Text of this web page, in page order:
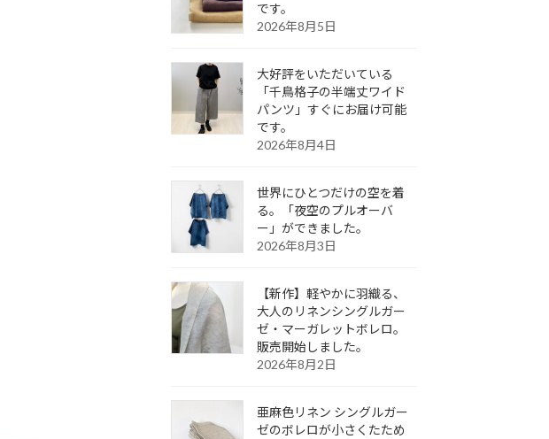
です。
2026年8月5日
大好評をいただいている
「千鳥格子の半端丈ワイド
パンツ」すぐにお届け可能
です。
2026年8月4日
世界にひとつだけの空を着
る。「夜空のプルオーバ
ー」ができました。
2026年8月3日
【新作】軽やかに羽織る、
大人のリネンシングルガー
ゼ・マーガレットボレロ。
販売開始しました。
2026年8月2日
亜麻色リネン シングルガー
ゼのボレロが小さくたため